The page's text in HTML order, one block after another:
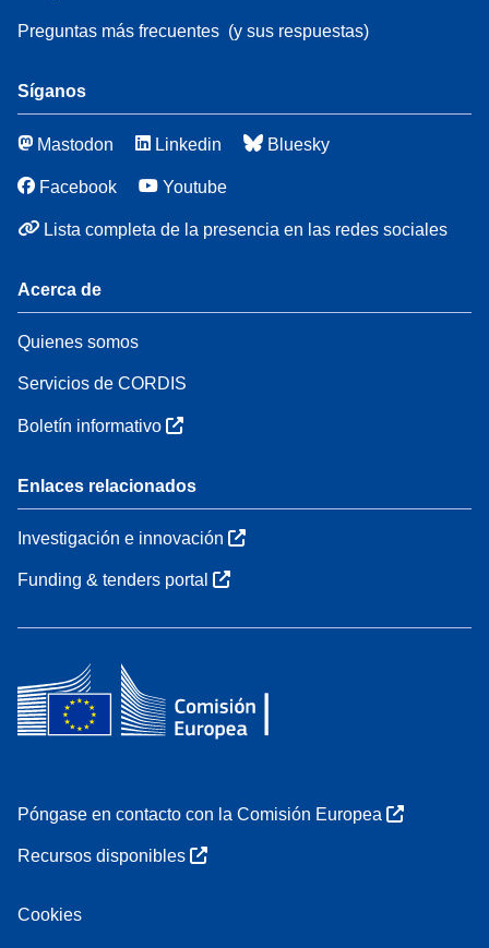
Preguntas más frecuentes (y sus respuestas)
Síganos
Mastodon Linkedin Bluesky
Facebook Youtube
Lista completa de la presencia en las redes sociales
Acerca de
Quienes somos
Servicios de CORDIS
Boletín informativo
Enlaces relacionados
Investigación e innovación
Funding & tenders portal
Póngase en contacto con la Comisión Europea
Recursos disponibles
Cookies